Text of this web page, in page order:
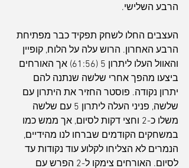
הרבע השלישי.
העצבים החלו לשחק תפקיד כבר מפתיחת
הרבע האחרון. הרוש עלה על הלוח, קופיין
והאוול העלו ליתרון 5 (61:56) אך האורחים
ביצעו מהפך אחרי שלשה שנתנה להם
יתרון נקודה. פוסטר החזיר את היתרון עם
שלשה, פניני העלה ליתרון 5 עם שלשה
משלו כ-2 וחצי דקות לסיום, אך ממש כמו
במשחקים הקודמים שברחו לנו מהידיים,
הנמרים לא הצליחו לקלוע עוד נקודות עד
לסיום. האורחים צימקו ל-2 הפרש עם